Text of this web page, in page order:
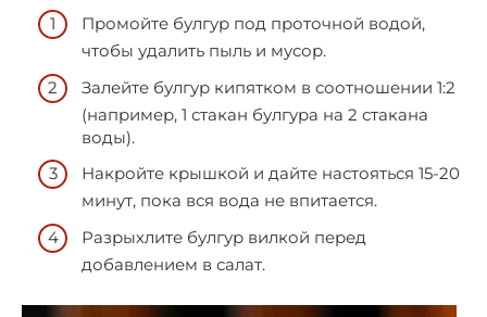
Промойте булгур под проточной водой,
чтобы удалить пыль и мусор.
Залейте булгур кипятком в соотношении 1:2
(например, 1 стакан булгура на 2 стакана
воды).
Накройте крышкой и дайте настояться 15-20
минут, пока вся вода не впитается.
Разрыхлите булгур вилкой перед
добавлением в салат.